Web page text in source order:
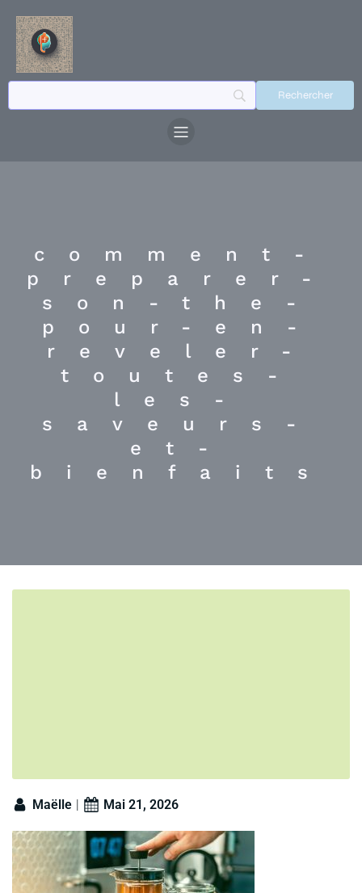
comment-
preparer-
son-the-
pour-en-
reveler-
toutes-
les-
saveurs-
et-
bienfaits
Maëlle | Mai 21, 2026